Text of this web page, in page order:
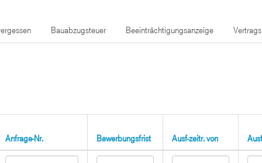
Bauabzugsteuer Beeinträchtigungsanzeige
Anfrage-Nr. Bewerbungsfrist Ausf-zeitr. von